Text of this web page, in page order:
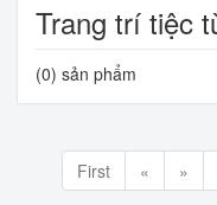
Trang trí tiệc
(0) sản phẩm
First « »